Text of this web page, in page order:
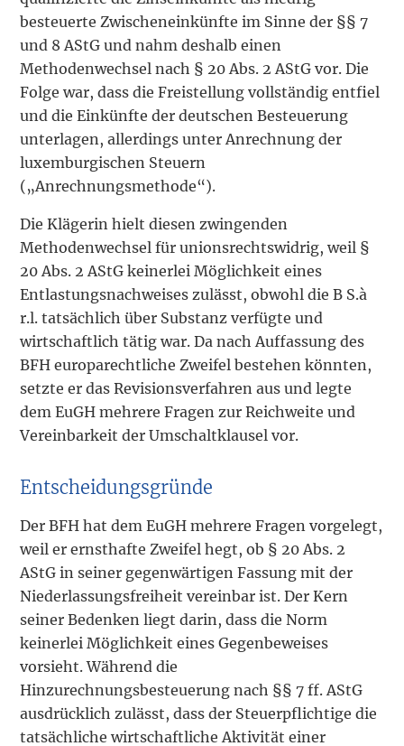
besteuerte Zwischeneinkünfte im Sinne der §§ 7
und 8 AStG und nahm deshalb einen
Methodenwechsel nach § 20 Abs. 2 AStG vor. Die
Folge war, dass die Freistellung vollständig entfiel
und die Einkünfte der deutschen Besteuerung
unterlagen, allerdings unter Anrechnung der
luxemburgischen Steuern
(„Anrechnungsmethode“).
Die Klägerin hielt diesen zwingenden
Methodenwechsel für unionsrechtswidrig, weil §
20 Abs. 2 AStG keinerlei Möglichkeit eines
Entlastungsnachweises zulässt, obwohl die B S.à
r.l. tatsächlich über Substanz verfügte und
wirtschaftlich tätig war. Da nach Auffassung des
BFH europarechtliche Zweifel bestehen könnten,
setzte er das Revisionsverfahren aus und legte
dem EuGH mehrere Fragen zur Reichweite und
Vereinbarkeit der Umschaltklausel vor.
Entscheidungsgründe
Der BFH hat dem EuGH mehrere Fragen vorgelegt,
weil er ernsthafte Zweifel hegt, ob § 20 Abs. 2
AStG in seiner gegenwärtigen Fassung mit der
Niederlassungsfreiheit vereinbar ist. Der Kern
seiner Bedenken liegt darin, dass die Norm
keinerlei Möglichkeit eines Gegenbeweises
vorsieht. Während die
Hinzurechnungsbesteuerung nach §§ 7 ff. AStG
ausdrücklich zulässt, dass der Steuerpflichtige die
tatsächliche wirtschaftliche Aktivität einer